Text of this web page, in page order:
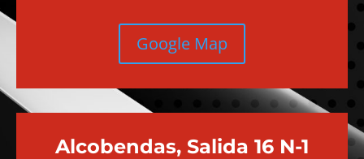
Google Map
Alcobendas, Salida 16 N-1